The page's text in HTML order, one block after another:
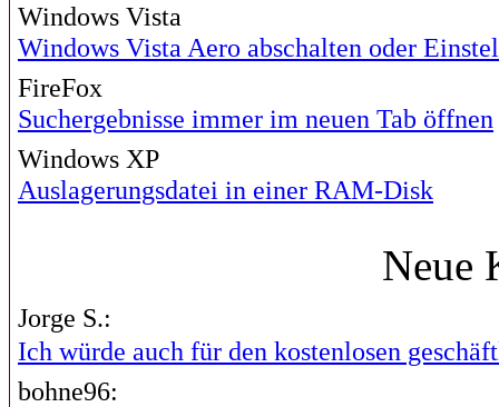
Windows Vista
Windows Vista Aero abschalten oder
FireFox
Suchergebnisse immer im neuen Tab öffnen
Windows XP
Auslagerungsdatei in einer RAM-Disk
Neue
Jorge S.:
Ich würde auch für den kostenlosen
bohne96: